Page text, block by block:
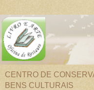
CENTRO DE
BENS CULTURAIS